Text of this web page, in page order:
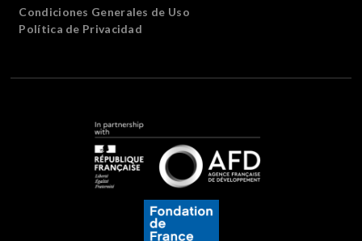
Condiciones Generales de Uso
Política de Privacidad